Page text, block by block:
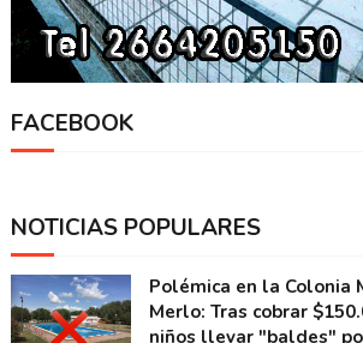
FACEBOOK
NOTICIAS POPULARES
Polémica en la Colonia
Merlo: Tras cobrar
niños llevar "baldes"